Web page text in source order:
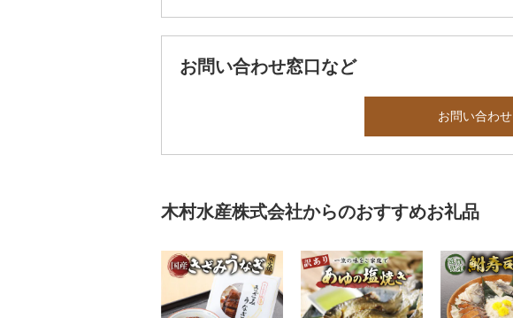
お問い合わせ窓口など
お問い合わせ
木村水産株式会社からのおすすめお礼品